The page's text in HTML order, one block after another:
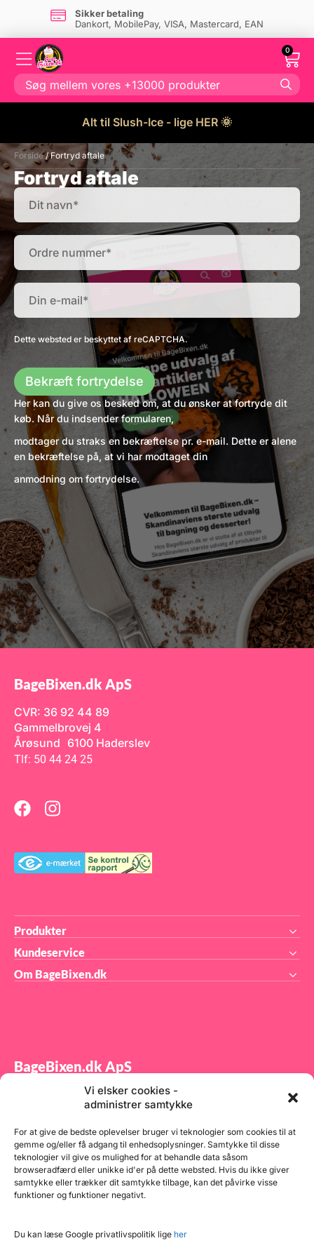
Vi elsker cookies -
administrer samtykke
For at give de bedste oplevelser bruger vi teknologier som cookies til at
gemme og/eller få adgang til enhedsoplysninger. Samtykke til disse
teknologier vil give os mulighed for at behandle data såsom
browseradfærd eller unikke id'er på dette websted. Hvis du ikke giver
samtykke eller trækker dit samtykke tilbage, kan det påvirke visse
funktioner og funktioner negativt.
Du kan læse Google privatlivspolitik lige her
Sikker betaling
Dankort, MobilePay, VISA, Mastercard, EAN
0
Alt til Slush-Ice - lige HER 🌞
Forside/ Fortryd aftale
Fortryd aftale
Dette websted er beskyttet af reCAPTCHA.
Bekræft fortrydelse
Her kan du give os besked om, at du ønsker at fortryde dit
køb. Når du indsender formularen,
modtager du straks en bekræftelse pr. e-mail. Dette er alene
en bekræftelse på, at vi har modtaget din
anmodning om fortrydelse.
BageBixen.dk ApS
CVR: 36 92 44 89
Gammelbrovej 4
Årøsund 6100 Haderslev
Tlf: 50 44 24 25
Produkter
Kundeservice
Om BageBixen.dk
BageBixen.dk ApS
Tilmeld dig vores nyhedsbrev og modtag gode tilbud
samt spændende produktnyheder direkte i din